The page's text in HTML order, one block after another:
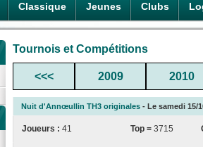
Classique Jeunes Clubs
Tournois et Compétitions
<<< 2009 2010
Nuit d'Annœullin TH3 originales - Le samedi 15/
Joueurs : 41 Top = 3715